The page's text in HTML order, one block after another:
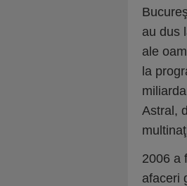
au dus
ale
la
Astral,
2006 a
afaceri